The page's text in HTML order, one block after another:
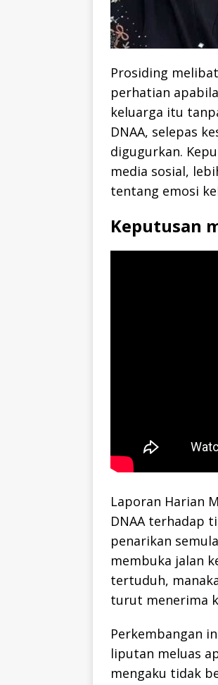
Prosiding
perhatian
keluarga itu
DNAA, selepas
digugurkan.
media sosial,
tentang emosi
Keputusan
Laporan Harian
DNAA terhadap
penarikan
membuka jalan
tertuduh,
turut menerima
Perkembangan
liputan meluas
mengaku tidak